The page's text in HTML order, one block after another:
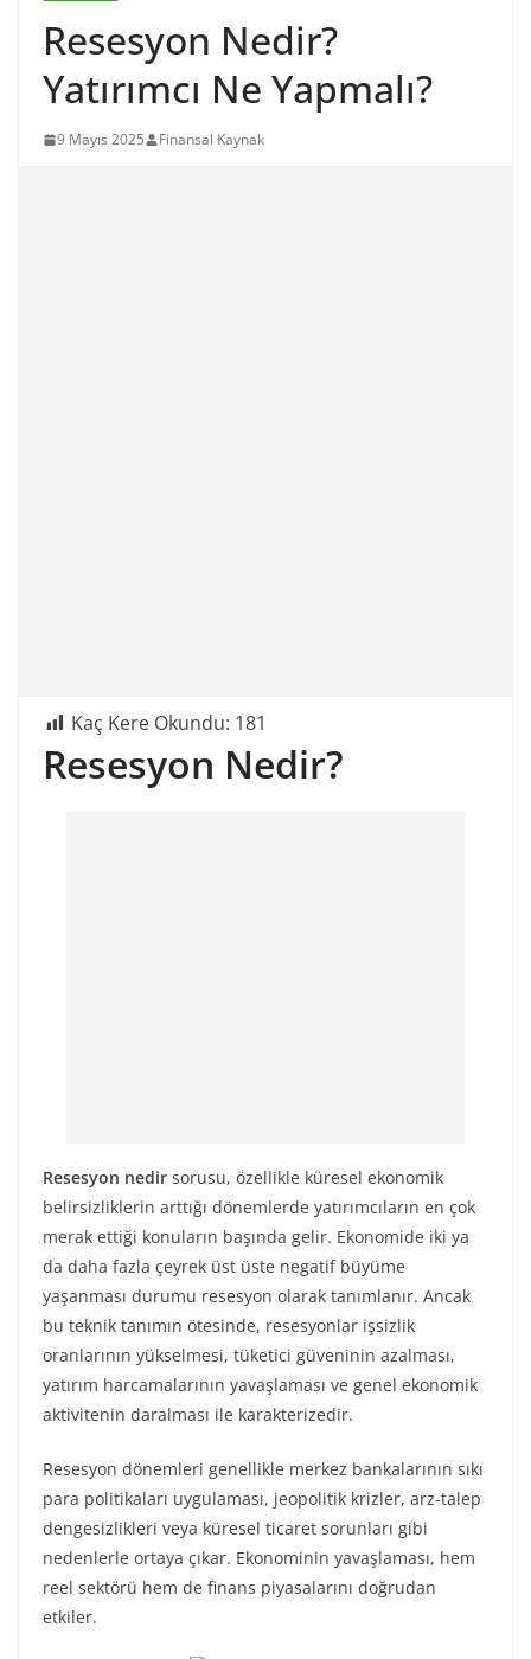
Resesyon Nedir?
Yatırımcı Ne Yapmalı?
9 Mayıs 2025 Finansal Kaynak
Kaç Kere Okundu: 181
Resesyon Nedir?
Resesyon nedir sorusu, özellikle küresel ekonomik
belirsizliklerin arttığı dönemlerde yatırımcıların en çok
merak ettiği konuların başında gelir. Ekonomide iki ya
da daha fazla çeyrek üst üste negatif büyüme
yaşanması durumu resesyon olarak tanımlanır. Ancak
bu teknik tanımın ötesinde, resesyonlar işsizlik
oranlarının yükselmesi, tüketici güveninin azalması,
yatırım harcamalarının yavaşlaması ve genel ekonomik
aktivitenin daralması ile karakterizedir.
Resesyon dönemleri genellikle merkez bankalarının sıkı
para politikaları uygulaması, jeopolitik krizler, arz-talep
dengesizlikleri veya küresel ticaret sorunları gibi
nedenlerle ortaya çıkar. Ekonominin yavaşlaması, hem
reel sektörü hem de finans piyasalarını doğrudan
etkiler.